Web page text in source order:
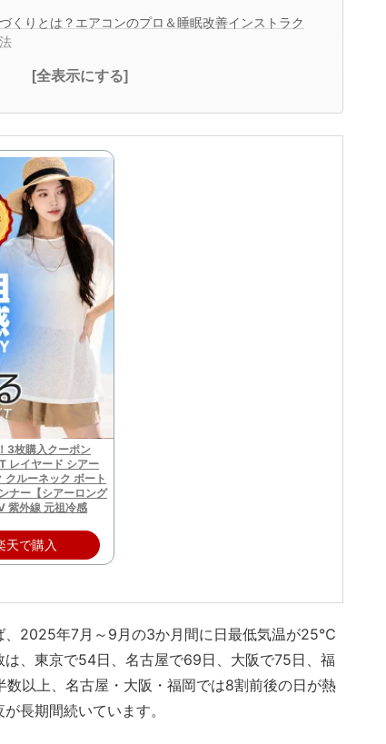
くりとは？エアコンのプロ＆睡眠改善インストラク
[全表示にする]
3枚購入クーポン
レイヤード シアー
クルーネック ボート
ナー【シアーロング
紫外線 元祖冷感
天で購入
、2025年7月～9月の3か月間に日最低気温が25℃
は、東京で54日、名古屋で69日、大阪で75日、福
数以上、名古屋・大阪・福岡では8割前後の日が熱
長期間続いています。